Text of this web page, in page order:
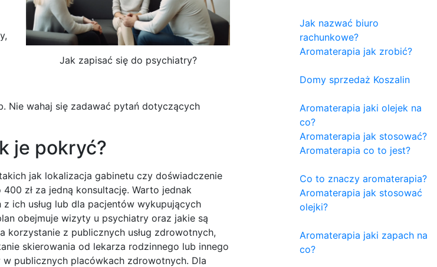
Jak zapisać się do psychiatry?
Nie wahaj się zadawać pytań dotyczących
je pokryć?
jak lokalizacja gabinetu czy doświadczenie
zł za jedną konsultację. Warto jednak
ich usług lub dla pacjentów wykupujących
obejmuje wizyty u psychiatry oraz jakie są
korzystanie z publicznych usług zdrowotnych,
skierowania od lekarza rodzinnego lub innego
publicznych placówkach zdrowotnych. Dla
Jak nazwać biuro
rachunkowe?
Aromaterapia jak zrobić?
Domy sprzedaż Koszalin
Aromaterapia jaki olejek na
co?
Aromaterapia jak stosować?
Aromaterapia co to jest?
Co to znaczy aromaterapia?
Aromaterapia jak stosować
olejki?
Aromaterapia jaki zapach na
co?